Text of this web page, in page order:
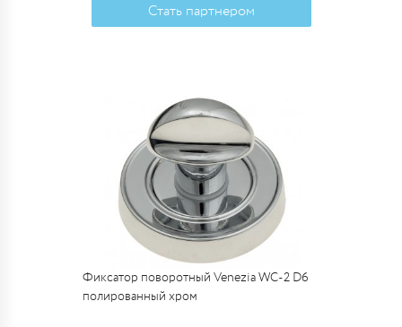
Стать партнером
Фиксатор поворотный Venezia WC-2 D6
полированный хром